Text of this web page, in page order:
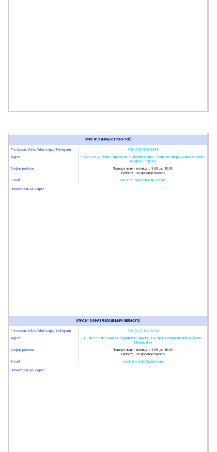
ОФИС № 2 (НИНЫ СТРОКАТОЙ)
Телефон: Viber, Whatsapp, Telegram
+38 (098) 022-33-88
Адрес
г. Одесса, ул. Нины Строкатой, 37 (Бунина), офис 1, (здание Миграционной службы,
во дворе справа)
График работы
Понедельник - пятница с 9:00 до 18:00
Суббота - по договоренности
E-mail
odessa15@azbuka-bp.com.ua
Посмотреть на карте
ОФИС № 3 (КНЯЗЯ ВЛАДИМИРА ВЕЛИКОГО)
Телефон: Viber, Whatsapp, Telegram
+38 (067) 123-32-52
Адрес
г. Одесса, пр-т Князя Владимира Великого, 116 (пр-т, Добровольского) (возле
McDonald’s)
График работы
Понедельник - пятница с 9:00 до 18:00
Суббота - по договоренности
E-mail
poskot.azbuka@gmail.com
Посмотреть на карте